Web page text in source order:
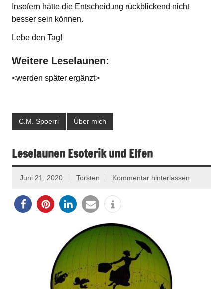
Insofern hätte die Entscheidung rückblickend nicht
besser sein können.
Lebe den Tag!
Weitere Leselaunen:
<werden später ergänzt>
C.M. Spoerri Über mich
Leselaunen Esoterik und Elfen
Juni 21, 2020 Torsten Kommentar hinterlassen